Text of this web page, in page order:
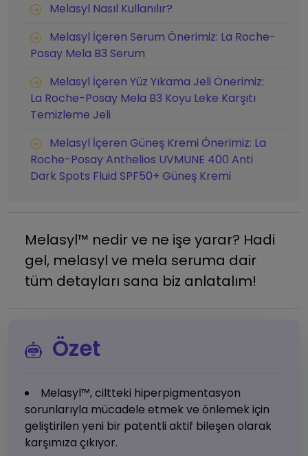
Melasyl Nasıl Kullanılır?
Melasyl İçeren Serum Önerimiz: La Roche-
Posay Mela B3 Serum
Melasyl İçeren Yüz Yıkama Jeli Önerimiz:
La Roche-Posay Mela B3 Koyu Leke Karşıtı
Temizleme Jeli
Melasyl İçeren Güneş Kremi Önerimiz: La
Roche-Posay Anthelios UVMUNE 400 Anti
Dark Spots Fluid SPF50+ Güneş Kremi
Melasyl™ nedir ve ne işe yarar? Hadi
gel, melasyl ve mela seruma dair
tüm detayları sana biz anlatalım!
Özet
Melasyl™, ciltteki hiperpigmentasyon
sorunlarıyla mücadele etmek ve önlemek için
geliştirilen yeni bir patentli aktif bileşen olarak
karşımıza çıkıyor.